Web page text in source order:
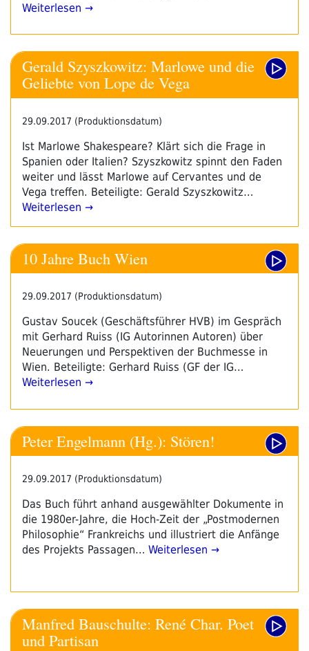
Weiterlesen →
Gerald Szyszkowitz: Marlowe und die
Geliebte von Lope de Vega
29.09.2017 (Produktionsdatum)
Ist Marlowe Shakespeare? Klärt sich die Frage in
Spanien oder Italien? Szyszkowitz spinnt den Faden
weiter und lässt Marlowe auf Cervantes und de
Vega treffen. Beteiligte: Gerald Szyszkowitz…
Weiterlesen →
10 Jahre Buch Wien
29.09.2017 (Produktionsdatum)
Gustav Soucek (Geschäftsführer HVB) im Gespräch
mit Gerhard Ruiss (IG Autorinnen Autoren) über
Neuerungen und Perspektiven der Buchmesse in
Wien. Beteiligte: Gerhard Ruiss (GF der IG…
Weiterlesen →
Peter Engelmann (Hg.): Stören!
29.09.2017 (Produktionsdatum)
Das Buch führt anhand ausgewählter Dokumente in
die 1980er-Jahre, die Hoch-Zeit der „Postmodernen
Philosophie“ Frankreichs und illustriert die Anfänge
des Projekts Passagen… Weiterlesen →
Manfred Bauschulte: René Char. Poet
und Partisan